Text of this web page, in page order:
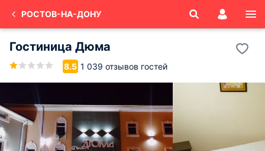
РОСТОВ-НА-ДОНУ
Гостиница Дюма
8.5 1 039 отзывов гостей